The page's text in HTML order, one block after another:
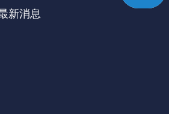
新消息